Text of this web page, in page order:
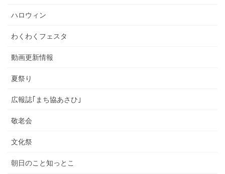
ハロウィン
わくわくフェスタ
動画更新情報
夏祭り
広報誌｢まち協あさひ｣
敬老会
文化祭
朝日のこと知っとこ